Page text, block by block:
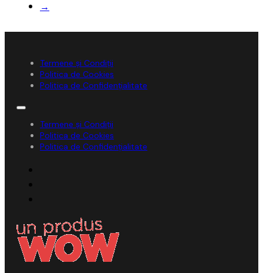
→
Termene și Condiții
Politica de Cookies
Politica de Confidențialitate
Termene și Condiții
Politica de Cookies
Politica de Confidențialitate